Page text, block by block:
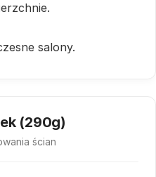
salony.
(290g)
ścian